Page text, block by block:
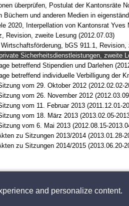
überprüfen, Postulat der Kantonsräte
Büchern und anderen Medien in
2020, Interpellation von Kantonsrat Yves
Revision, zweite Lesung (2012.07.03)
bGS 911.1,
Sicherheitsdienstleistungen, zweite
betreffend Stipendien und Darlehen
betreffend individuelle Verbilligung der
vom 29. Oktober 2012 (2012.02.02-
vom 26. November 2012
vom 11. Februar 2013 (2011.12.01-
vom 18. März 2013 (2013.02.05-
vom 6. Mai 2013 (2012.08.15-
zu Sitzungen 2013/2014 (2013.01.28-
zu Sitzungen 2014/2015 (2013.06.20-
and personalize content.